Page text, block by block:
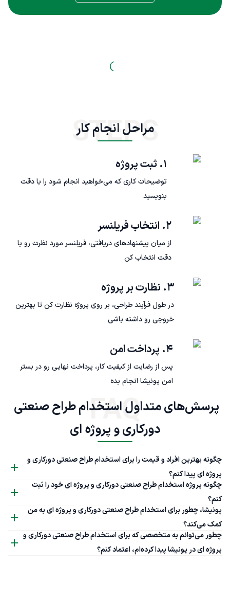
مراحل انجام کار
STEPS
۱. ثبت پروژه
توضیحات کاری که می‌خواهید انجام شود را با دقت
بنویسید
۲. انتخاب فریلنسر
از میان پیشنهادهای دریافتی، فریلنسر مورد نظرت رو با
دقت انتخاب کن
۳. نظارت بر پروژه
در طول فرآیند طراحی، بر روی پروژه نظارت کن تا بهترین
خروجی رو داشته باشی
۴. پرداخت امن
پس از رضایت از کیفیت کار، پرداخت نهایی رو در بستر
امن پونیشا انجام بده
پرسش‌های متداول استخدام طراح صنعتی
دورکاری و پروژه ای
FAQ
چگونه بهترین افراد و قیمت را برای استخدام طراح صنعتی دورکاری و
پروژه ای پیدا کنم؟
چگونه پروژه استخدام طراح صنعتی دورکاری و پروژه ای خود را ثبت
کنم؟
پونیشا، چطور برای استخدام طراح صنعتی دورکاری و پروژه ای به من
کمک می‌کند؟
چطور می‌توانم به متخصصی که برای استخدام طراح صنعتی دورکاری و
پروژه ای در پونیشا پیدا کرده‌ام، اعتماد کنم؟